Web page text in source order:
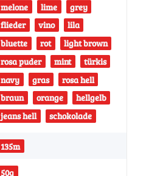
melone
lime
grey
flieder
vino
lila
bluette
rot
light brown
rosa puder
mint
türkis
navy
gras
rosa hell
braun
orange
hellgelb
jeans hell
schokolade
135m
50g